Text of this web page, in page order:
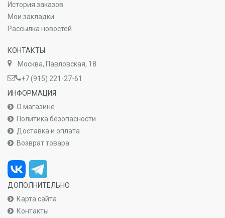
История заказов
Мои закладки
Рассылка новостей
КОНТАКТЫ
Москва, Павловская, 18
+7 (915) 221-27-61
ИНФОРМАЦИЯ
О магазине
Политика безопасности
Доставка и оплата
Возврат товара
ДОПОЛНИТЕЛЬНО
Карта сайта
Контакты